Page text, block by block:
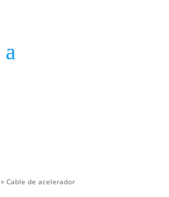
» Cable de acelerador